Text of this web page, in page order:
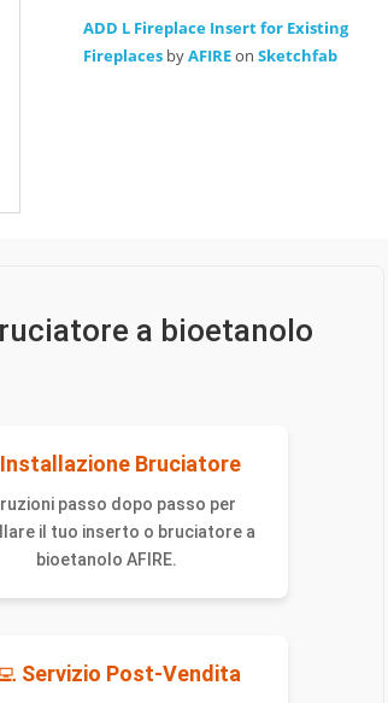
ADD L Fireplace Insert for Existing
Fireplaces byAFIREon Sketchfab
a bioetanolo
Installazione Bruciatore
passo dopo passo per
il tuo inserto o bruciatore a
bioetanolo AFIRE.
Servizio Post-Vendita